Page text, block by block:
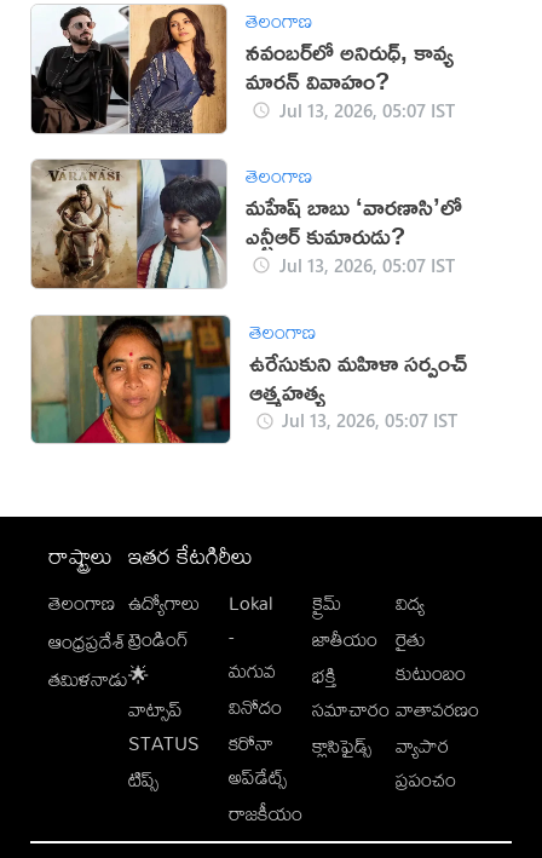
తెలంగాణ
నవంబర్‌లో అనిరుధ్, కావ్య
మారన్ వివాహం?
Jul 13, 2026, 05:07 IST
తెలంగాణ
మహేష్ బాబు ‘వారణాసి’లో
ఎన్టీఆర్ కుమారుడు?
Jul 13, 2026, 05:07 IST
తెలంగాణ
ఉరేసుకుని మహిళా సర్పంచ్
ఆత్మహత్య
Jul 13, 2026, 05:07 IST
రాష్ట్రాలు
తెలంగాణ
ఆంధ్రప్రదేశ్
తమిళనాడు
ఇతర కేటగిరీలు
ఉద్యోగాలు
ట్రెండింగ్
🌟
వాట్సాప్
STATUS
టిప్స్
Lokal
-
మగువ
వినోదం
కరోనా
అప్‌డేట్స్
రాజకీయం
క్రైమ్
జాతీయం
భక్తి
సమాచారం
క్లాసిఫైడ్స్
విద్య
రైతు
కుటుంబం
వాతావరణం
వ్యాపార
ప్రపంచం